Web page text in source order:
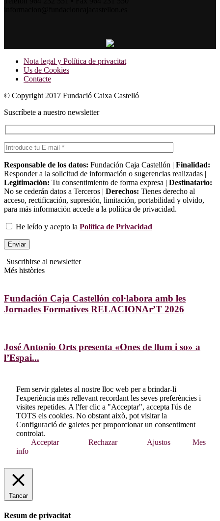
Nota legal y Política de privacitat
Us de Cookies
Contacte
© Copyright 2017 Fundació Caixa Castelló
Suscríbete a nuestro newsletter
Responsable de los datos: Fundación Caja Castellón | Finalidad:
Responder a la solicitud de información o sugerencias realizadas |
Legitimación: Tu consentimiento de forma expresa | Destinatario:
No se cederán datos a Terceros | Derechos: Tienes derecho al
acceso, rectificación, supresión, limitación, portabilidad y olvido,
para más información accede a la política de privacidad.
He leído y acepto la Política de Privacidad
Suscribirse al newsletter
Més històries
Fundación Caja Castellón col·labora amb les
Jornades Formatives RELACIONAr’T 2026
José Antonio Orts presenta «Ones de llum i so» a
l’Espai...
Fem servir galetes al nostre lloc web per a brindar-li
l'experiència més rellevant recordant les seves preferències i
visites repetides. A l'fer clic a "Acceptar", accepta l'ús de
TOTS els cookies. No obstant això, pot visitar la
Configuració de galetes per proporcionar un consentiment
controlat.
Acceptar
Rechazar Ajustos
Mes
info
Tancar
Resum de privacitat